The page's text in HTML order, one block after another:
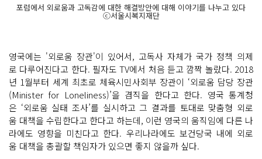
포럼에서 외로움과 고독감에 대한 해결방안에 대해 이야기를 나누고 있다
ⓒ서울시복지재단
영국에는 '외로움 장관'이 있어서, 고독사 자체가 국가 정책 의제
로 다루어진다고 한다. 필자도 TV에서 처음 듣고 깜짝 놀랐다. 2018
년 1월부터 세계 최초로 체육시민사회부 장관이 ‘외로움 담당 장관
(Minister for Loneliness)’을 겸직을 한다고 한다. 영국 통계청
은 ‘외로움 실태 조사’를 실시하고 그 결과를 토대로 맞춤형 외로
움 대책을 수립한다고 한다고 하는데, 이런 영국의 움직임에 다른 나
라에도 영향을 미친다고 한다. 우리나라에도 보건당국 내에 외로
움 대책을 총괄할 책임자가 있으면 좋지 않을까 싶다.